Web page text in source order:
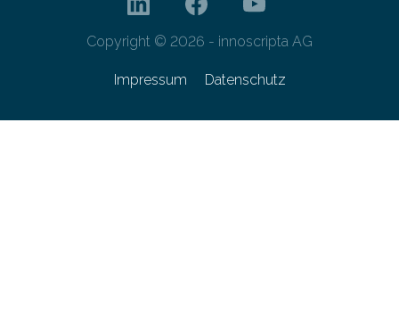
Copyright © 2026 - innoscripta AG
Impressum Datenschutz